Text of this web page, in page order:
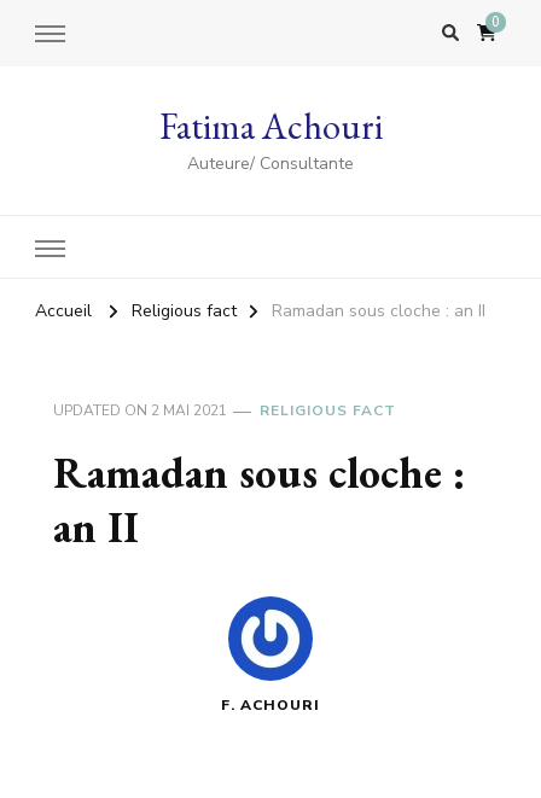
0
Fatima Achouri
Auteure/ Consultante
Accueil Religious fact Ramadan sous cloche : an II
UPDATED ON 2 MAI 2021 RELIGIOUS FACT
Ramadan sous cloche :
an II
F. ACHOURI